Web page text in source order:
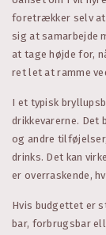
foretrækker selv at
sig at samarbejde
at tage højde for,
ret let at ramme
I et typisk
drikkevarerne. Det
og andre
drinks. Det kan
er overraskende,
Hvis budgettet er
bar, forbrugsbar